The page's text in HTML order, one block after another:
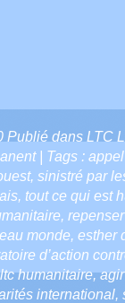
Publié dans LTC
| Tags :
, sinistré par
, tout ce qui est
,
monde, esther
d’action
humanitaire,
international,